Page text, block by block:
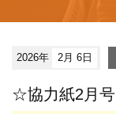
2026年 2月 6日
☆協力紙2月号